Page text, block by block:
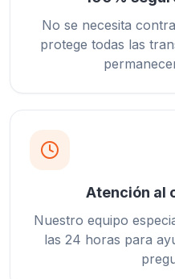
No se necesita
protege todas las
Atención al
Nuestro equipo
las 24 horas para